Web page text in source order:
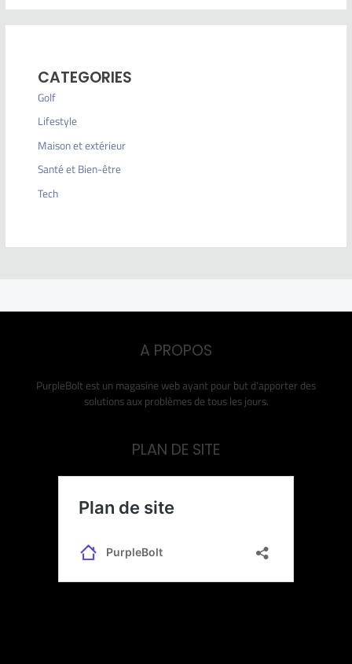
CATEGORIES
Golf
Lifestyle
Maison et extérieur
Santé et Bien-être
Tech
A PROPOS
PurpleBolt est un magasine web ayant pour but d’apporter des
solutions aux problèmes de tous les jours.
PLAN DE SITE